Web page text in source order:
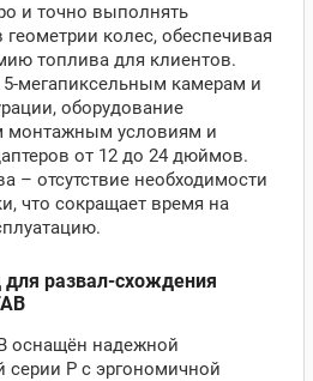
и точно выполнять
колес, обеспечивая
топлива для клиентов.
мегапиксельным камерам и
оборудование
монтажным условиям и
от 12 до 24 дюймов.
– отсутствие необходимости
что сокращает время на
развал-схождения
оснащён надежной
серии P с эргономичной